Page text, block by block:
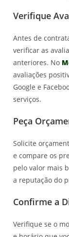
Verifique
Antes de
verificar as
anteriores. No
avaliações
Google e
serviços.
Peça
Solicite
e compare os
pelo valor mais
a reputação do
Confirme a
Verifique se o